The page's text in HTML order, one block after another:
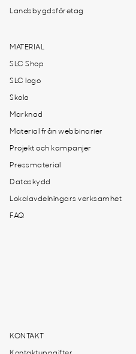
Landsbygdsföretag
MATERIAL
SLC Shop
SLC logo
Skola
Marknad
Material från webbinarier
Projekt och kampanjer
Pressmaterial
Dataskydd
Lokalavdelningars verksamhet
FAQ
KONTAKT